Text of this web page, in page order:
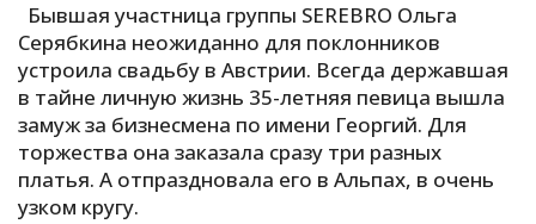
А
Б
В
П
Бывшая участница группы SEREBRO Ольга
Серябкина неожиданно для поклонников
устроила свадьбу в Австрии. Всегда державшая
в тайне личную жизнь 35-летняя певица вышла
замуж за бизнесмена по имени Георгий. Для
торжества она заказала сразу три разных
платья. А отпраздновала его в Альпах, в очень
узком кругу.